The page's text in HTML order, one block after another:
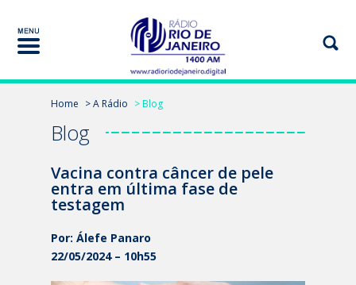
Home > A Rádio > Blog
Blog
Vacina contra câncer de pele
entra em última fase de
testagem
Por: Álefe Panaro
22/05/2024 – 10h55